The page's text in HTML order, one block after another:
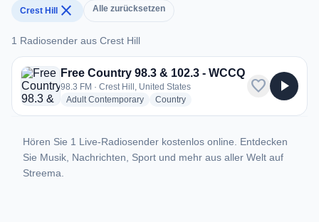
Crest Hill close Alle zurücksetzen
1 Radiosender aus Crest Hill
1 Radiosender aus Crest Hill
Free Country 98.3 & 102.3 - WCCQ
98.3 FM · Crest Hill, United States
Adult Contemporaryradio stations
Countryradio stations
favorite play_arrow
Hören Sie 1 Live-Radiosender kostenlos online. Entdecken
Sie Musik, Nachrichten, Sport und mehr aus aller Welt auf
Streema.